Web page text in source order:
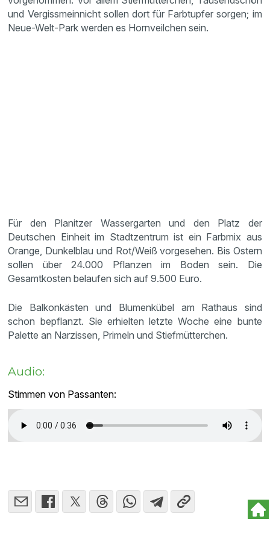
und Vergissmeinnicht sollen dort für Farbtupfer sorgen; im
Neue-Welt-Park werden es Hornveilchen sein.
Für den Planitzer Wassergarten und den Platz der
Deutschen Einheit im Stadtzentrum ist ein Farbmix aus
Orange, Dunkelblau und Rot/Weiß vorgesehen. Bis Ostern
sollen über 24.000 Pflanzen im Boden sein. Die
Gesamtkosten belaufen sich auf 9.500 Euro.
Die Balkonkästen und Blumenkübel am Rathaus sind
schon bepflanzt. Sie erhielten letzte Woche eine bunte
Palette an Narzissen, Primeln und Stiefmütterchen.
Audio:
Stimmen von Passanten: